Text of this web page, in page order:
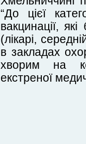
“До цієї
вакцинації,
(лікарі,
в закладах
хворим на
екстреної